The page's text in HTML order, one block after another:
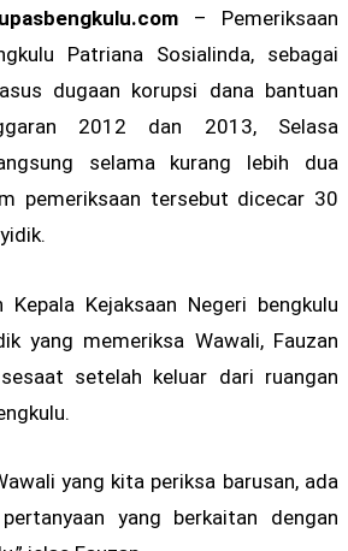
– Pemeriksaan
Patriana Sosialinda, sebagai
dugaan korupsi dana bantuan
2012 dan 2013, Selasa
selama kurang lebih dua
pemeriksaan tersebut dicecar 30
Kejaksaan Negeri bengkulu
yang memeriksa Wawali, Fauzan
setelah keluar dari ruangan
yang kita periksa barusan, ada
yang berkaitan dengan